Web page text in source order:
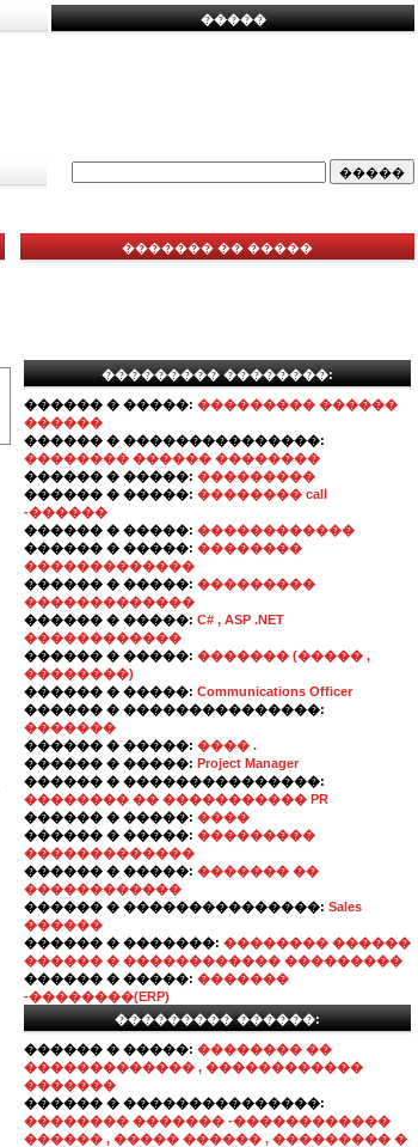
�����
������� �� �����
��������� ��������:
������ � �����: ��������� ������
������
������ � ���������������:
�������� ������ ��������
������ � �����: ���������
������ � �����: �������� call
-������
������ � �����: ������������
������ � �����: ��������
�������������
������ � �����: ���������
�������������
������ � �����: C# , ASP .NET
������������
������ � �����: ������� (����� ,
��������)
������ � �����: Communications Officer
������ � ���������������:
�������
������ � �����: ���� .
������ � �����: Project Manager
������ � ���������������:
�������� �� ����������� PR
������ � �����: ����
������ � �����: ���������
�������������
������ � �����: ������� ��
������������
������ � ���������������: Sales
������
������ � �������: �������� ������
������ � ������������ ���������
������ � �����: �������
-��������(ERP)
��������� ������:
������ � �����: �������� ��
������������� , ������������
�������
������ � ���������������:
�������� ������� -������������
������ , ����� ������ , ��������� �